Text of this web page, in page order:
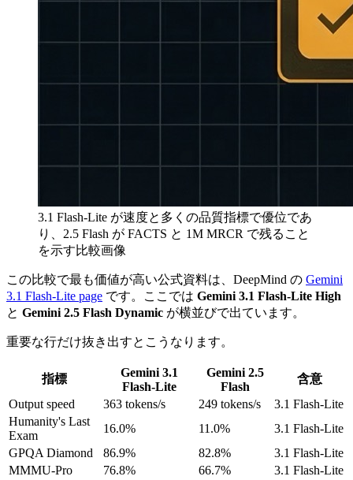
3.1 Flash-Lite が速度と多くの品質指標で優位であ
り、2.5 Flash が FACTS と 1M MRCR で残ること
を示す比較画像
この比較で最も価値が高い公式資料は、DeepMind の Gemini
3.1 Flash-Lite page です。ここでは Gemini 3.1 Flash-Lite High
と Gemini 2.5 Flash Dynamic が横並びで出ています。
重要な行だけ抜き出すとこうなります。
指標
Gemini 3.1
Flash-Lite
Gemini 2.5
Flash
含意
Output speed
363 tokens/s 249 tokens/s
3.1 Flash-Lite
Humanity's Last
Exam
16.0% 11.0%
3.1 Flash-Lite
GPQA Diamond
86.9% 82.8%
3.1 Flash-Lite
MMMU-Pro
76.8% 66.7%
3.1 Flash-Lite